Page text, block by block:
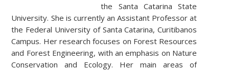
the Santa Catarina State
University. She is currently an Assistant Professor at
the Federal University of Santa Catarina, Curitibanos
Campus. Her research focuses on Forest Resources
and Forest Engineering, with an emphasis on Nature
Conservation and Ecology. Her main areas of